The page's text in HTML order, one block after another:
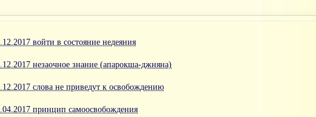
войти в состояние недеяния
незаочное знание (апарокша-джняна)
слова не приведут к освобождению
принцип самоосвобождения